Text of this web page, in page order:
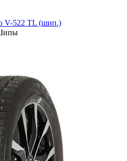
V-522 TL (шип.)